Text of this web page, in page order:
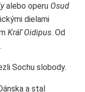
alebo operu Osud
dielami
Kráľ Oidipus. Od
Sochu slobody.
a stal